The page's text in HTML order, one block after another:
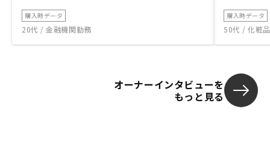
購入時データ
20代 / 金融機関勤務
購入時データ
50代 / 化粧
オーナーインタビューを
もっと見る